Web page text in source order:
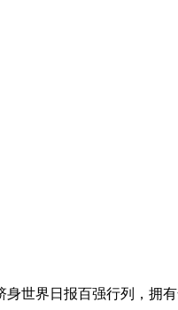
世界日报百强行列，拥